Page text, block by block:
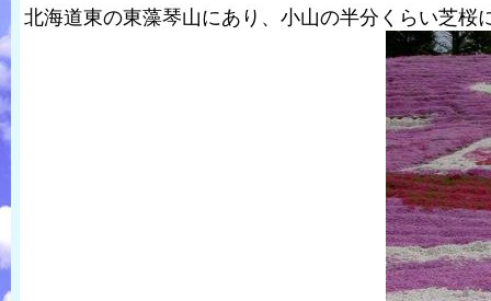
北海道東の東藻琴山にあり、小山の半分くらい芝桜